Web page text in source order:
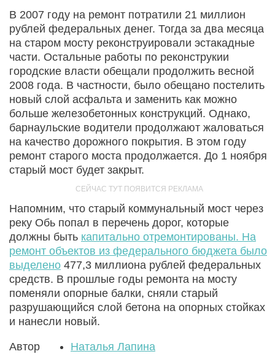
В 2007 году на ремонт потратили 21 миллион
рублей федеральных денег. Тогда за два месяца
на старом мосту реконструировали эстакадные
части. Остальные работы по реконструкии
городские власти обещали продолжить весной
2008 года. В частности, было обещано постелить
новый слой асфальта и заменить как можно
больше железобетонных конструкций. Однако,
барнаульские водители продолжают жаловаться
на качество дорожного покрытия. В этом году
ремонт старого моста продолжается. До 1 ноября
старый мост будет закрыт.
Напомним, что старый коммунальный мост через
реку Обь попал в перечень дорог, которые
должны быть капитально отремонтированы. На
ремонт объектов из федерального бюджета было
выделено 477,3 миллиона рублей федеральных
средств. В прошлые годы ремонта на мосту
поменяли опорные балки, сняли старый
разрушающийся слой бетона на опорных стойках
и нанесли новый.
Автор Наталья Лапина